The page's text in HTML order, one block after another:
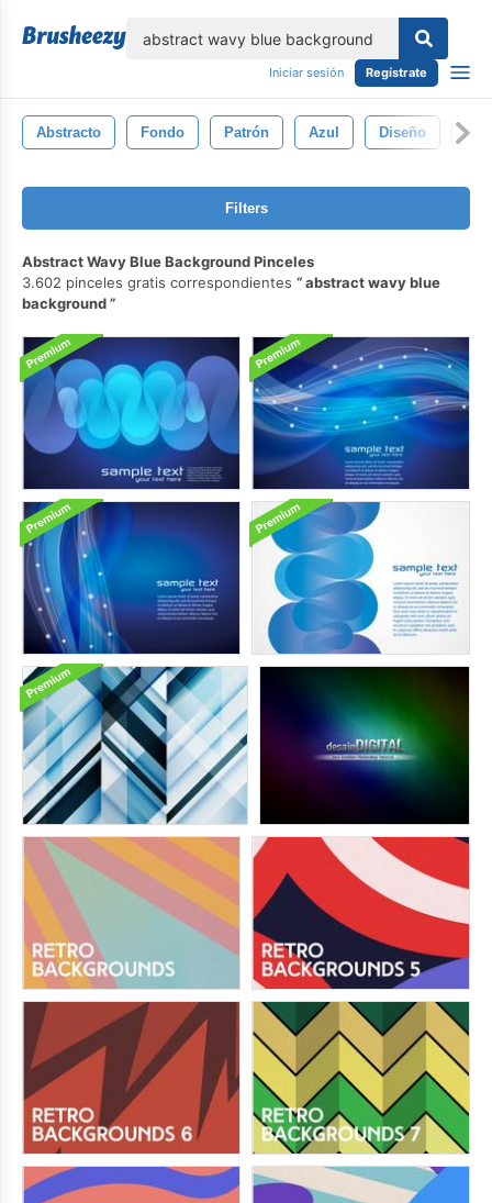
Iniciar sesión Regístrate
Abstracto Fondo Patrón Azul Diseño
Filters
Abstract Wavy Blue Background Pinceles
3.602 pinceles gratis correspondientes
abstract wavy blue
background